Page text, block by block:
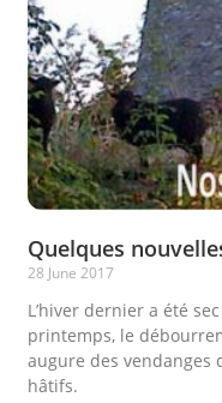
Quelques
28 June 2017
L’hiver dernier a été
printemps, le
augure des vendanges
hâtifs.